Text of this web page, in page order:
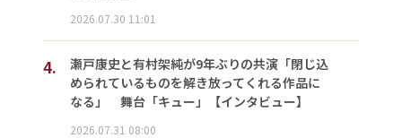
2026.07.30 11:01
4.
瀬戸康史と有村架純が9年ぶりの共演「閉じ込
められているものを解き放ってくれる作品に
なる」 舞台「キュー」【インタビュー】
2026.07.31 08:00